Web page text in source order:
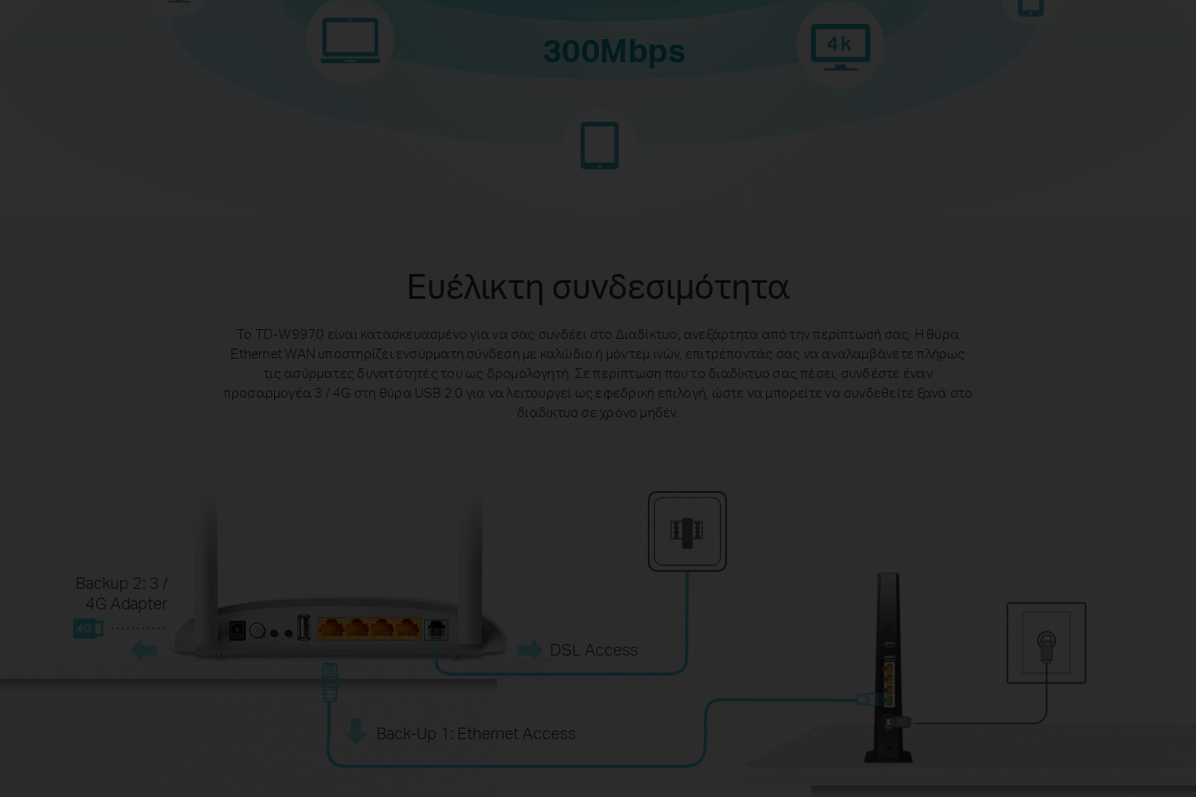
300Mbps
Ευέλικτη συνδεσιμότητα
Το TD-W9970 είναι κατασκευασμένο για να σας συνδέει στο Διαδίκτυο, ανεξάρτητα από την περίπτωσή σας. Η θύρα
Ethernet WAN υποστηρίζει ενσύρματη σύνδεση με καλώδιο ή μόντεμ ινών, επιτρέποντάς σας να αναλαμβάνετε πλήρως
τις ασύρματες δυνατότητές του ως δρομολογητή. Σε περίπτωση που το διαδίκτυο σας πέσει, συνδέστε έναν
προσαρμογέα 3 / 4G στη θύρα USB 2.0 για να λειτουργεί ως εφεδρική επιλογή, ώστε να μπορείτε να συνδεθείτε ξανά στο
διαδίκτυο σε χρόνο μηδέν.
Back-Up 1: Ethernet Access
Backup 2: 3 /
4G Adapter
DSL Access